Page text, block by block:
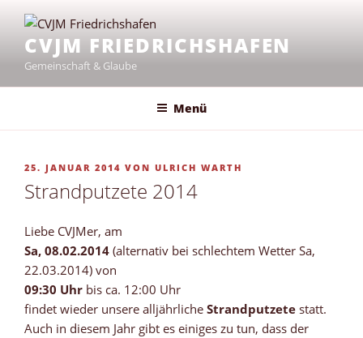
Inhalt
springenCVJM FRIEDRICHSHAFEN
Gemeinschaft & Glaube
Menü
VERÖFFENTLICHT
25. JANUAR 2014 VON ULRICH WARTH
Strandputzete 2014
Liebe CVJMer, am
Sa, 08.02.2014 (alternativ bei schlechtem Wetter Sa,
22.03.2014) von
09:30 Uhr bis ca. 12:00 Uhr
findet wieder unsere alljährliche Strandputzete statt.
Auch in diesem Jahr gibt es einiges zu tun, dass der